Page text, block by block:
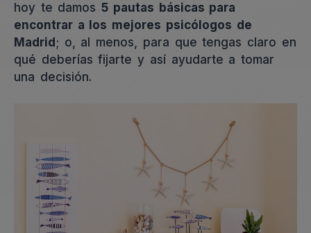
hoy te damos5 pautas básicas para
encontrar a los mejores psicólogos de
Madrid; o, al menos, para que tengas claro en
qué deberías fijarte y así ayudarte a tomar
una decisión.